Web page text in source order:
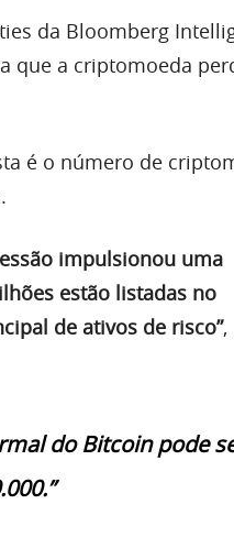
da Bloomberg
que a criptomoeda
é o número de
impulsionou uma
estão listadas no
de ativos de risco”,
do Bitcoin pode